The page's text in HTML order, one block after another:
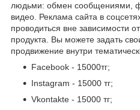
людьми: обмен сообщениями,
видео. Реклама сайта в
проводиться вне зависимости
продукта. Вы можете задать
продвижение внутри
Facebook - 15000тг;
Instagram - 15000 тг;
Vkontakte - 15000 тг;